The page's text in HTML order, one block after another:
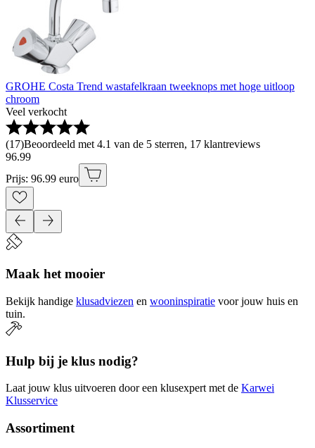
GROHE Costa Trend wastafelkraan tweeknops met hoge uitloop
chroom
Veel verkocht
(17)Beoordeeld met 4.1 van de 5 sterren, 17 klantreviews
96.99
Prijs: 96.99 euro
Maak het mooier
Bekijk handige klusadviezen en wooninspiratie voor jouw huis en
tuin.
Hulp bij je klus nodig?
Laat jouw klus uitvoeren door een klusexpert met de Karwei
Klusservice
Assortiment